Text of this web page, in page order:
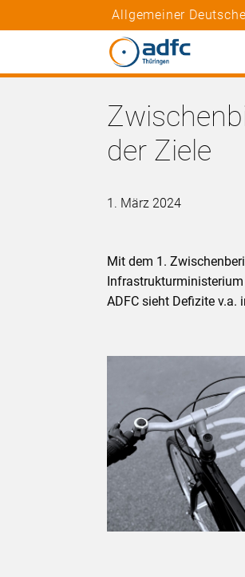
Allgemeiner
der Ziele
1. März 2024
Mit dem 1.
ADFC sieht Defizite v.a.